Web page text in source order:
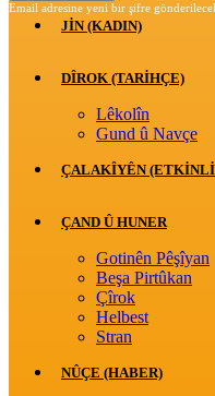
Email adresine yeni bir şifre
JİN (KADIN)
DÎROK (TARİHÇE)
Lêkolîn
Gund û Navçe
ÇALAKÎYÊN
ÇAND Û HUNER
Gotinên Pêşîyan
Beşa Pirtûkan
Çîrok
Helbest
Stran
NÛÇE (HABER)